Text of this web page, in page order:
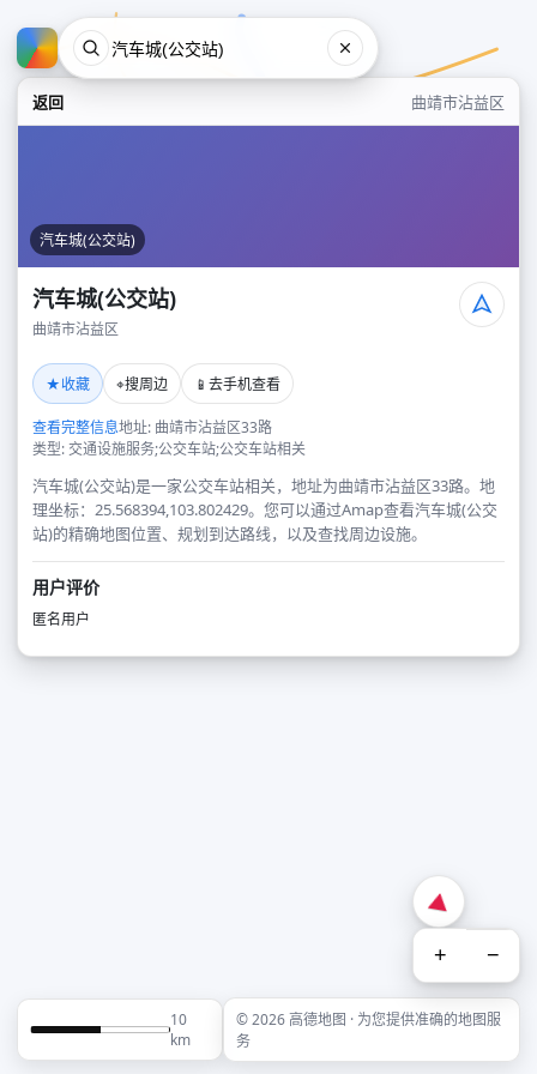
返回 曲靖市沾益区
汽车城(公交站)
汽车城(公交站)
曲靖市沾益区
★收藏 ⌖搜周边 📱 去手机查看
查看完整信息地址: 曲靖市沾益区33路
类型: 交通设施服务;公交车站;公交车站相关
汽车城(公交站)是一家公交车站相关，地址为曲靖市沾益区33路。地
理坐标：25.568394,103.802429。您可以通过Amap查看汽车城(公交
站)的精确地图位置、规划到达路线，以及查找周边设施。
用户评价
匿名用户
+ −
10
km
© 2026 高德地图 · 为您提供准确的地图服
务